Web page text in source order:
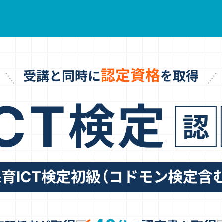
受講と同時に認定資格を取得
検定
ICT検定初級（コドモン検定含